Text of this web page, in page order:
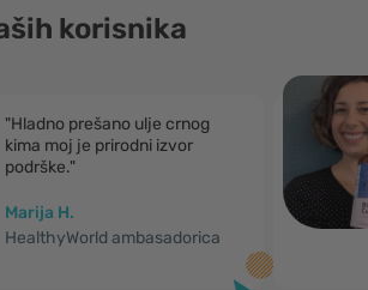
korisnika
"Hladno prešano ulje crnog
kima moj je prirodni izvor
podrške."
Marija H.
HealthyWorld ambasadorica